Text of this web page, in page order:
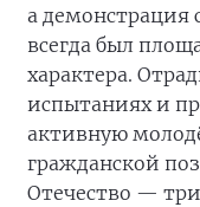
а демонстрация
всегда был
характера.
испытаниях и
активную
гражданской
Отечество —